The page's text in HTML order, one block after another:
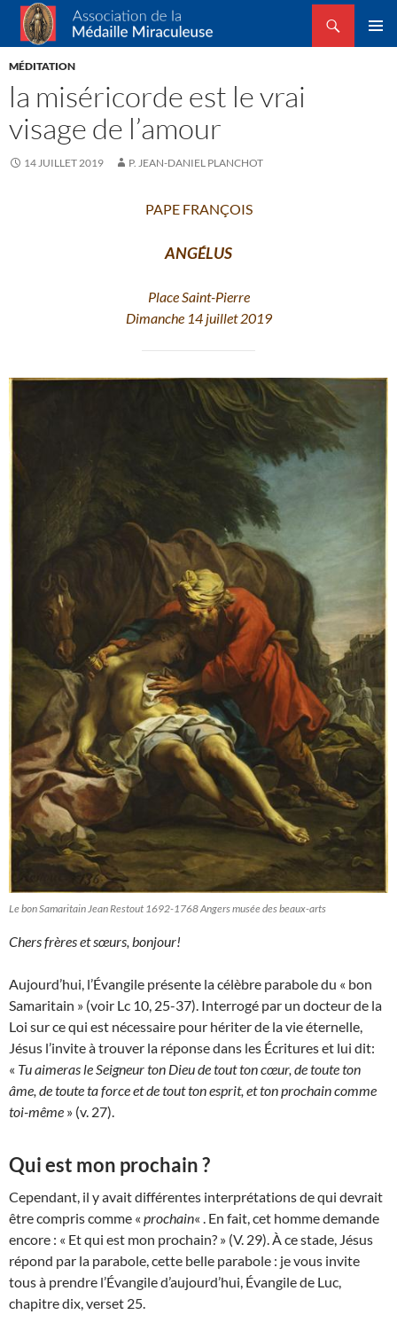
Association de la Médaille Miraculeuse
Recherche
ALLER
AU
MÉDITATION
la miséricorde est le vrai
visage de l’amour
14 JUILLET 2019 P. JEAN-DANIEL PLANCHOT
PAPE FRANÇOIS
ANGÉLUS
Place Saint-Pierre
Dimanche 14 juillet 2019
Le bon Samaritain Jean Restout 1692-1768 Angers musée des beaux-arts
Chers frères et sœurs, bonjour!
Aujourd’hui, l’Évangile présente la célèbre parabole du « bon
Samaritain » (voir Lc 10, 25-37). Interrogé par un docteur de la
Loi sur ce qui est nécessaire pour hériter de la vie éternelle,
Jésus l’invite à trouver la réponse dans les Écritures et lui dit:
« Tu aimeras le Seigneur ton Dieu de tout ton cœur, de toute ton
âme, de toute ta force et de tout ton esprit, et ton prochain comme
toi-même » (v. 27).
Qui est mon prochain ?
Cependant, il y avait différentes interprétations de qui devrait
être compris comme « prochain« . En fait, cet homme demande
encore : « Et qui est mon prochain? » (V. 29). À ce stade, Jésus
répond par la parabole, cette belle parabole : je vous invite
tous à prendre l’Évangile d’aujourd’hui, Évangile de Luc,
chapitre dix, verset 25.